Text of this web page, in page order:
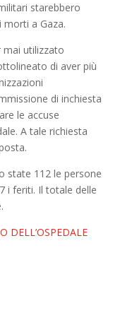
starebbero
morti a Gaza.
mai utilizzato
di aver più
di inchiesta
le accuse
A tale richiesta
state 112 le persone
i feriti. Il totale delle
DELL’OSPEDALE